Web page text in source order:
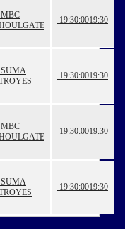
MBC
19:30:0019:30
SUMA
19:30:0019:30
MBC
19:30:0019:30
SUMA
19:30:0019:30